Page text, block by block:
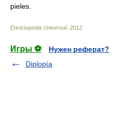
pieles.
Enciclopedia Universal. 2012
Игры ⚽
Нужен реферат?
Diplopía